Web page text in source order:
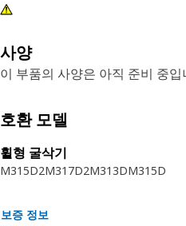
사양
이 부품의 사양은 아직 준비 중입
호환 모델
휠형 굴삭기
M315D2M317D2M313DM315D
보증 정보